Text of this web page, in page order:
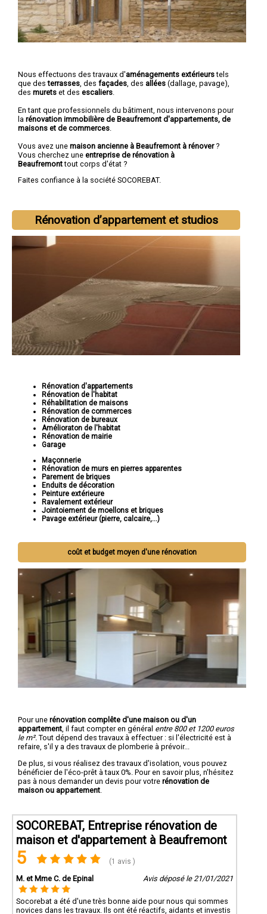
Nous effectuons des travaux d'aménagements extérieurstels
que desterrasses , des façades , des allées (dallage, pavage),
des murets et des escaliers
En tant que professionnels du bâtiment, nous intervenons pour
la rénovation immobilière de Beaufremont d'appartements, de
maisons et de commerces
Vous avez une maison ancienne à Beaufremont à rénover?
Vous cherchez une entreprise de rénovation à
Beaufremonttout corps d'état ?
Faites confiance à la société SOCOREBAT.
Rénovation d’appartement et studios
Rénovation d'appartements
Rénovation de l'habitat
Réhabilitation de maisons
Rénovation de commerces
Rénovation de bureaux
Amélioraton de l'habitat
Rénovation de mairie
Garage
Maçonnerie
Rénovation de murs en pierres apparentes
Parement de briques
Enduits de décoration
Peinture extérieure
Ravalement extérieur
Jointoiement de moellons et briques
Pavage extérieur (pierre, calcaire,...)
coût et budget moyen d'une rénovation
Pour une rénovation complête d'une maison ou d'un
appartement , il faut compter en général entre 800 et 1200 euros
le m². Tout dépend des travaux à effectuer : si l'électricité est à
refaire, s'il y a des travaux de plomberie à prévoir...
De plus, si vous réalisez des travaux d'isolation, vous pouvez
bénéficier de l'éco-prêt à taux 0%. Pour en savoir plus, n'hésitez
pas à nous demander un devis pour votre rénovation de
maison ou appartement
SOCOREBAT, Entreprise rénovation de
maison et d'appartement à Beaufremont
5 (1 avis )
M. et Mme C. de Epinal Avis déposé le 21/01/2021
Socorebat a été d'une très bonne aide pour nous qui sommes
novices dans les travaux. Ils ont été réactifs, aidants et investis